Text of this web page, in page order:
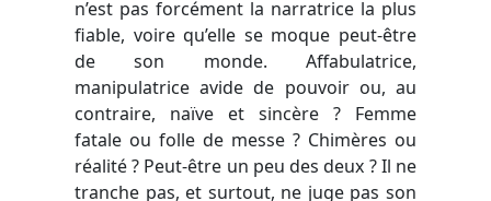
n’est pas forcément la narratrice la plus
fiable, voire qu’elle se moque peut-être
de son monde. Affabulatrice,
manipulatrice avide de pouvoir ou, au
contraire, naïve et sincère ? Femme
fatale ou folle de messe ? Chimères ou
réalité ? Peut-être un peu des deux ? Il ne
tranche pas, et surtout, ne juge pas son